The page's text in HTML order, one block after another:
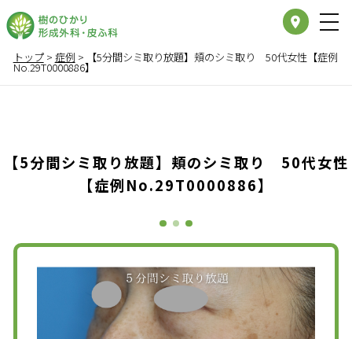
place
トップ> 症例 > 【5分間シミ取り放題】頬のシミ取り 50代女性【症例
No.29T0000886】
【5分間シミ取り放題】頬のシミ取り 50代女性
【症例No.29T0000886】